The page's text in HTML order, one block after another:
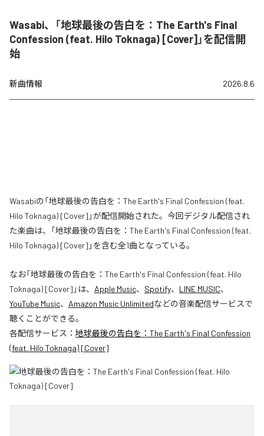
Wasabi、「地球最後の告白を：The Earth's Final
Confession (feat. Hilo Toknaga) [Cover]」を配信開
始
新曲情報 2026.8.6
Wasabiの「地球最後の告白を：The Earth's Final Confession (feat.
Hilo Toknaga) [Cover]」が配信開始された。今回デジタル配信され
た楽曲は、「地球最後の告白を：The Earth's Final Confession (feat.
Hilo Toknaga) [Cover]」を含む全1曲となっている。
なお「地球最後の告白を：The Earth's Final Confession (feat. Hilo
Toknaga) [Cover] 」は、 Apple Music、 Spotify、 LINE MUSIC、
YouTube Music、 Amazon Music Unlimitedなどの音楽配信サービスで
聴くことができる。
各配信サービス： 地球最後の告白を：The Earth's Final Confession
(feat. Hilo Toknaga) [Cover]